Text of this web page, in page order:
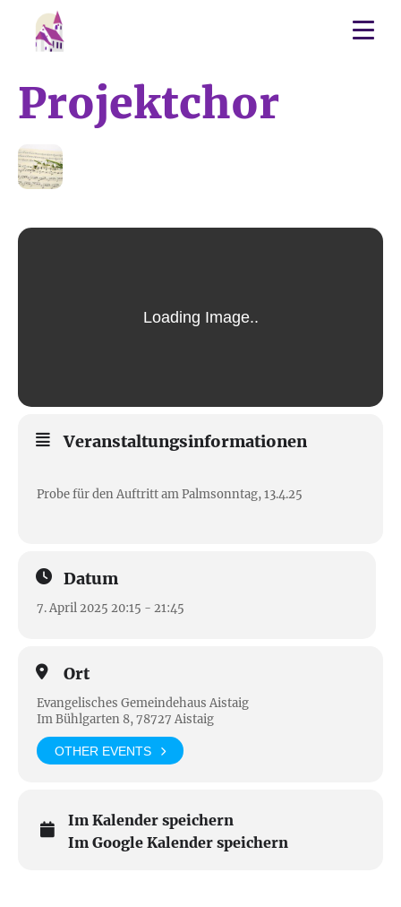
Projektchor
Veranstaltungsinformationen
Probe für den Auftritt am Palmsonntag, 13.4.25
Datum
7. April 2025 20:15 - 21:45
Ort
Evangelisches Gemeindehaus Aistaig
Im Bühlgarten 8, 78727 Aistaig
OTHER EVENTS
Im Kalender speichern
Im Google Kalender speichern